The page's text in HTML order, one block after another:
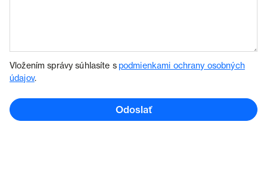
Vložením správy súhlasíte spodmienkami ochrany osobných
údajov.
Odoslať